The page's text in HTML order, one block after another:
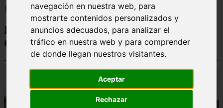
navegación en nuestra web, para
mostrarte contenidos personalizados y
anuncios adecuados, para analizar el
tráfico en nuestra web y para comprender
de donde llegan nuestros visitantes.
Aceptar
Rechazar
📅 06/02/2026
Próximas Ayudas de la Política Agrícola
Común